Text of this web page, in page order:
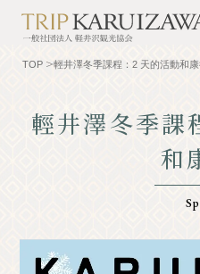
的
TOP
TOP 輕井澤冬季課程：2 天的活動和康
輕井澤冬季課
和